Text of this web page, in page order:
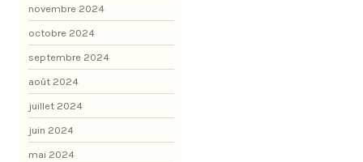
novembre 2024
octobre 2024
septembre 2024
août 2024
juillet 2024
juin 2024
mai 2024